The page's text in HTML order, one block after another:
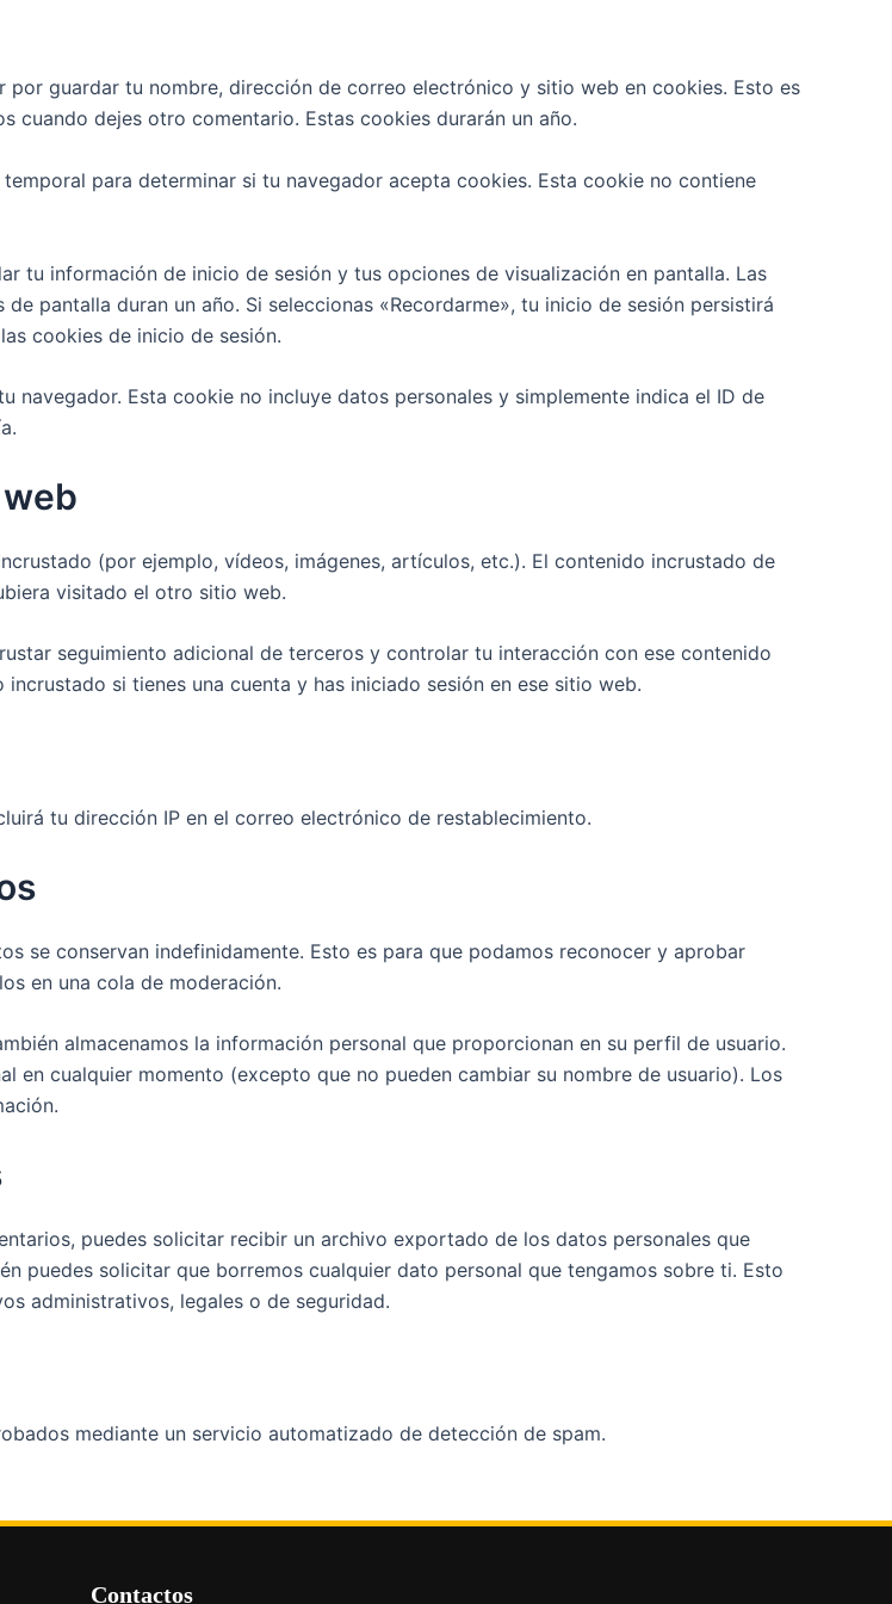
por guardar tu nombre, dirección de correo electrónico y sitio web en cookies. Esto es
cuando dejes otro comentario. Estas cookies durarán un año.
para determinar si tu navegador acepta cookies. Esta cookie no contiene
tu información de inicio de sesión y tus opciones de visualización en pantalla. Las
pantalla duran un año. Si seleccionas «Recordarme», tu inicio de sesión persistirá
cookies de inicio de sesión.
navegador. Esta cookie no incluye datos personales y simplemente indica el ID de
(por ejemplo, vídeos, imágenes, artículos, etc.). El contenido incrustado de
visitado el otro sitio web.
seguimiento adicional de terceros y controlar tu interacción con ese contenido
si tienes una cuenta y has iniciado sesión en ese sitio web.
tu dirección IP en el correo electrónico de restablecimiento.
se conservan indefinidamente. Esto es para que podamos reconocer y aprobar
en una cola de moderación.
almacenamos la información personal que proporcionan en su perfil de usuario.
en cualquier momento (excepto que no pueden cambiar su nombre de usuario). Los
puedes solicitar recibir un archivo exportado de los datos personales que
puedes solicitar que borremos cualquier dato personal que tengamos sobre ti. Esto
administrativos, legales o de seguridad.
mediante un servicio automatizado de detección de spam.
Contactos